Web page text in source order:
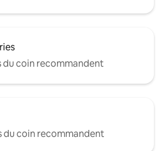
du coin recommandent
du coin recommandent